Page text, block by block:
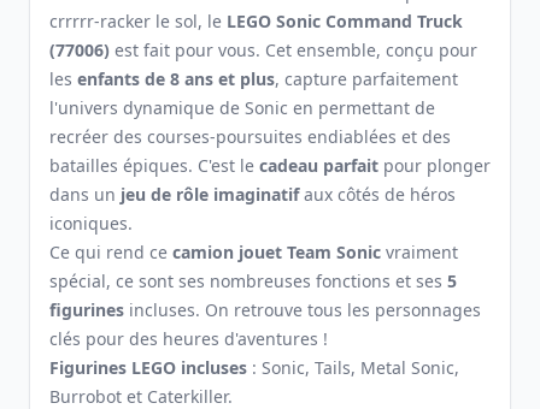
crrrrr-racker le sol, le LEGO Sonic Command Truck
(77006) est fait pour vous. Cet ensemble, conçu pour
les enfants de 8 ans et plus, capture parfaitement
l'univers dynamique de Sonic en permettant de
recréer des courses-poursuites endiablées et des
batailles épiques. C'est le cadeau parfait pour plonger
dans un jeu de rôle imaginatifaux côtés de héros
iconiques.
Ce qui rend ce camion jouet Team Sonic vraiment
spécial, ce sont ses nombreuses fonctions et ses 5
figurines incluses. On retrouve tous les personnages
clés pour des heures d'aventures !
Figurines LEGO incluses : Sonic, Tails, Metal Sonic,
Burrobot et Caterkiller.